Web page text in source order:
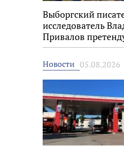
Выборгский
исследователь
Привалов
«Знание.Премия»
Новости 05.08.2026